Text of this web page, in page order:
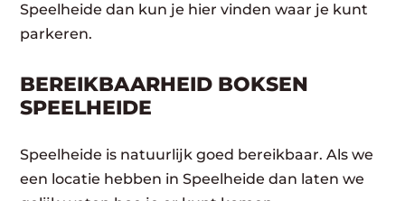
Speelheide dan kun je hier vinden waar je kunt
parkeren.
BEREIKBAARHEID BOKSEN
SPEELHEIDE
Speelheide is natuurlijk goed bereikbaar. Als we
een locatie hebben in Speelheide dan laten we